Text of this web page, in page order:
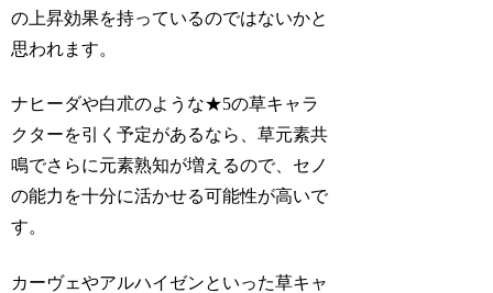
の上昇効果を持っているのではないかと
思われます。
ナヒーダや白朮のような★5の草キャラ
クターを引く予定があるなら、草元素共
鳴でさらに元素熟知が増えるので、セノ
の能力を十分に活かせる可能性が高いで
す。
カーヴェやアルハイゼンといった草キャ